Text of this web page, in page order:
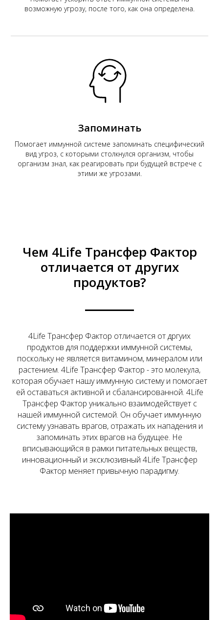
возможную угрозу, после того, как она определена.
Запоминать
Помогает иммунной системе запоминать специфический
вид угроз, с которыми столкнулся организм, чтобы
организм знал, как реагировать при будущей встрече с
этими же угрозами.
Чем 4Life Трансфер Фактор
отличается от других
продуктов?
4Life Трансфер Фактор отличается от дргуих
продуктов для поддержки иммунной системы,
поскольку не является витамином, минералом или
растением. 4Life Трансфер Фактор - это молекула,
которая обучает нашу иммунную систему и помогает
ей оставаться активной и сбалансированной. 4Life
Трансфер Фактор уникально взаимодействует с
нашей иммунной системой. Он обучает иммунную
систему узнавать врагов, отражать их нападения и
запоминать этих врагов на будущее. Не
вписывающийся в рамки питательных веществ,
инновационный и эксклюзивный 4Life Трансфер
Фактор меняет привычную парадигму.